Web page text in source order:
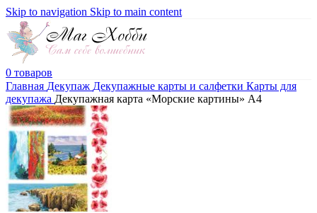
Skip to navigation Skip to main content
0 товаров
Главная Декупаж Декупажные карты и салфетки Карты для
декупажа Декупажная карта «Морские картины» А4